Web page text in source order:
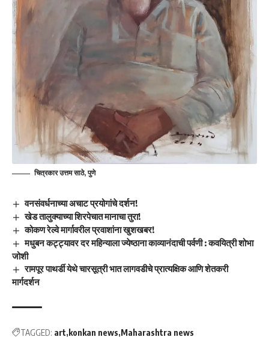
चित्रकार उत्तम साठे, पुणे
वनसंवर्धनाच्या अचाट प्रयोगांचे दर्शन!
खेड तालुक्याच्या शिरपेचात मानाचा तुरा!
कोकण रेल्वे मार्गावरील प्रवाशांना खुशखबर!
मधुबन कट्ट्यावर दर महिन्याला ज्येष्ठाना काव्यानंदाची पर्वणी : कवयित्री शोभा
जोशी
रामपूर पाथर्डी येथे चारसूत्री भात लागवडीचे प्रात्यक्षिक आणि शेतकरी
मार्गदर्शन
TAGGED: art konkan news Maharashtra news